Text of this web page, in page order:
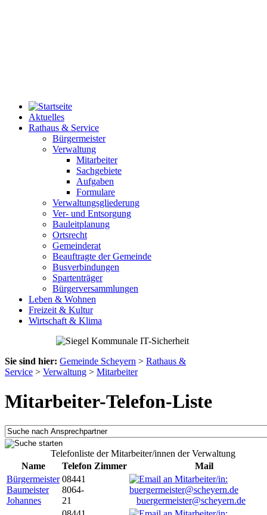
Aktuelles
Rathaus & Service
Bürgermeister
Verwaltung
Mitarbeiter
Sachgebiete
Aufgaben
Formulare
Verwaltungsgliederung
Ver- und Entsorgung
Bauleitplanung
Ortsrecht
Gemeinderat
Beauftragte der Gemeinde
Busverbindungen
Spartenträger
Bürgerversammlungen
Leben & Wohnen
Freizeit & Kultur
Wirtschaft & Klima
Sie sind hier: Gemeinde Scheyern > Rathaus &
Service > Verwaltung > Mitarbeiter
Mitarbeiter-Telefon-Liste
Telefonliste der Mitarbeiter/innen der Verwaltung
Name
Telefon Zimmer
Mail
Bürgermeister
Baumeister
Johannes
08441
8064-
21
buergermeister@scheyern.de